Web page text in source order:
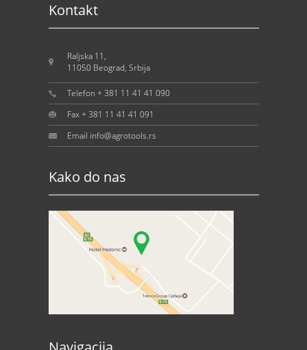
Kontakt
Raljska 11,
11050 Beograd, Srbija
Telefon + 381 11 41 41 090
Fax + 381 11 41 41 091
Email info@agrotools.rs
Kako do nas